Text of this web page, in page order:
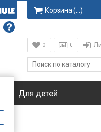
Корзина ( )
0 0
Для детей